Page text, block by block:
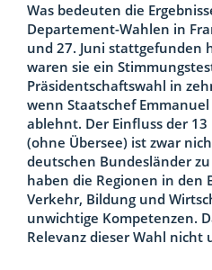
Was bedeuten die
Departement-Wahlen in
und 27. Juni stattgefunden
waren sie ein
Präsidentschaftswahl in
wenn Staatschef
ablehnt. Der Einfluss der
(ohne Übersee) ist zwar
deutschen Bundesländer
haben die Regionen in den
Verkehr, Bildung und
unwichtige Kompetenzen.
Relevanz dieser Wahl nicht